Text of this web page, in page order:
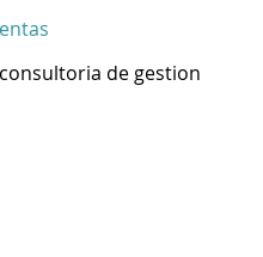
de gestion